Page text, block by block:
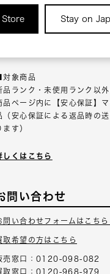
Store Stay on
品について
対象商品
品ランク・未使用ランク以
品ページ内に【安心保証】
（安心保証による返品時の
ます）
しくはこちら
問い合わせ
問い合わせフォームはこち
取希望の方はこちら
売窓口：0120-098-082
取窓口：0120-968-979